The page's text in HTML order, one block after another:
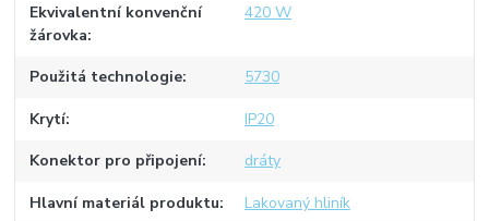
Ekvivalentní konvenční
žárovka
420 W
Použitá technologie 5730
Krytí IP20
Konektor pro připojení dráty
Hlavní materiál produktu Lakovaný hliník